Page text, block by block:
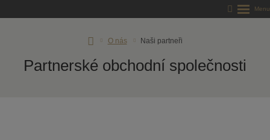
O nás Naši partneři
Partnerské obchodní společnosti